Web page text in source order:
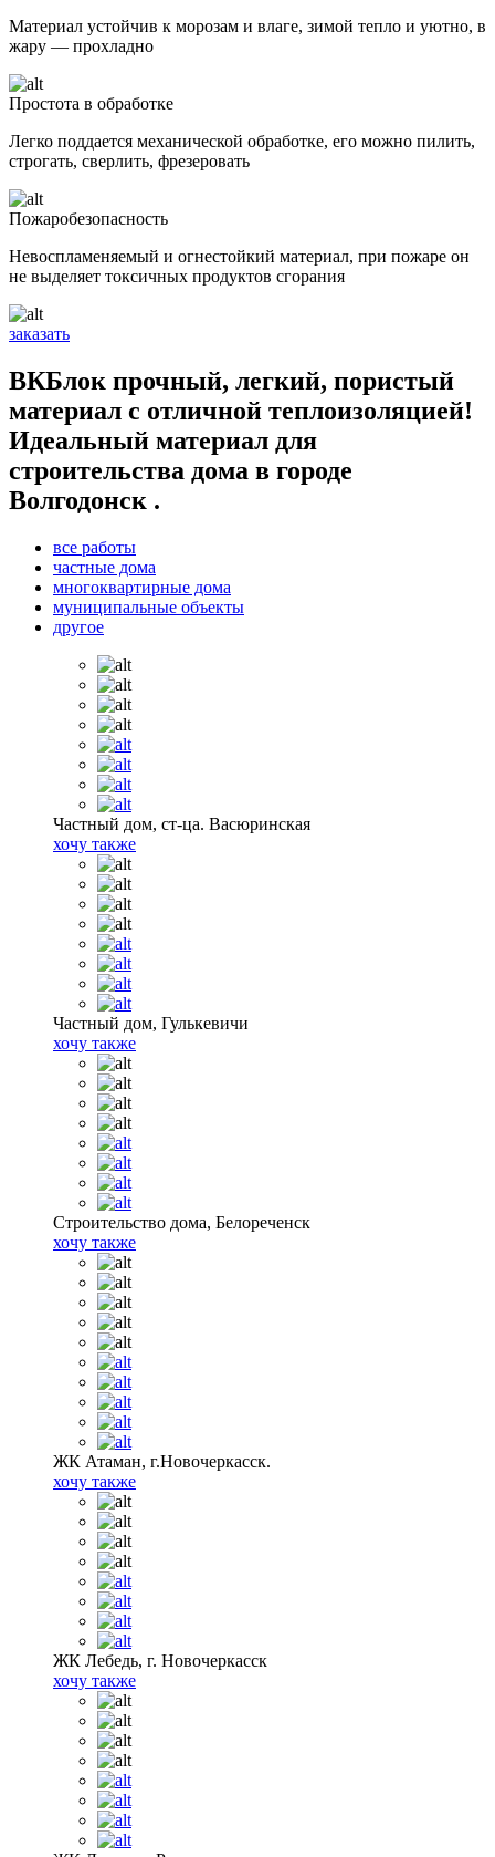
Материал устойчив к морозам и влаге, зимой тепло и уютно, в
жару — прохладно
Простота в обработке
Легко поддается механической обработке, его можно пилить,
строгать, сверлить, фрезеровать
Пожаробезопасность
Невоспламеняемый и огнестойкий материал, при пожаре он
не выделяет токсичных продуктов сгорания
заказать
ВКБлок прочный, легкий, пористый
материал с отличной теплоизоляцией!
Идеальный материал для
строительства дома в городе
Волгодонск .
все работы
частные дома
многоквартирные дома
муниципальные объекты
другое
Частный дом, ст-ца. Васюринская
хочу также
Частный дом, Гулькевичи
хочу также
Строительство дома, Белореченск
хочу также
ЖК Атаман, г.Новочеркасск.
хочу также
ЖК Лебедь, г. Новочеркасск
хочу также